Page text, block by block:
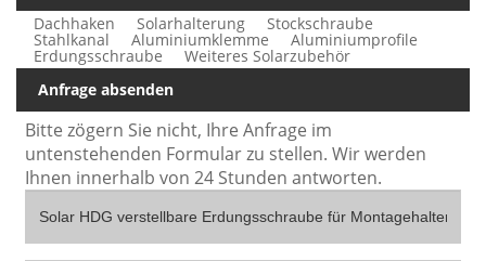
Dachhaken
Solarhalterung Stockschraube
Stahlkanal Aluminiumklemme Aluminiumprofile
Erdungsschraube
Weiteres Solarzubehör
Anfrage absenden
Bitte zögern Sie nicht, Ihre Anfrage im
untenstehenden Formular zu stellen. Wir werden
Ihnen innerhalb von 24 Stunden antworten.